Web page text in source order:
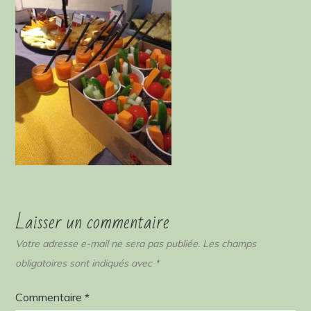
Laisser un commentaire
Votre adresse e-mail ne sera pas publiée. Les champs
obligatoires sont indiqués avec *
Commentaire*